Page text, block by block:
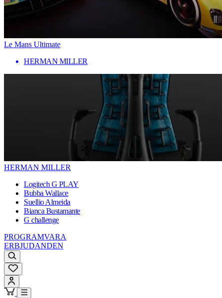
Le Mans Ultimate
HERMAN MILLER
HERMAN MILLER
Logitech G PLAY
Bubba Wallace
Suellio Almeida
Bianca Bustamante
G challenge
PROGRAMVARA
ERBJUDANDEN